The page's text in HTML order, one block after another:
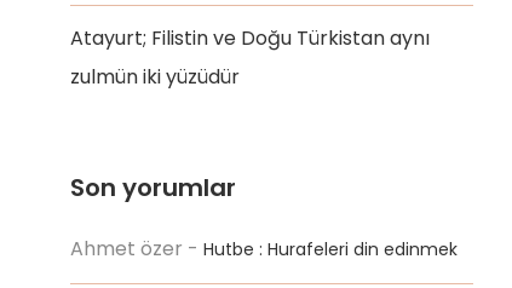
Atayurt; Filistin ve Doğu Türkistan aynı
zulmün iki yüzüdür
Son yorumlar
Ahmet özer -Hutbe : Hurafeleri din edinmek